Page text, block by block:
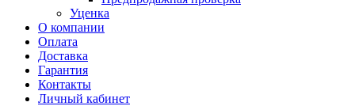
Уценка
О компании
Оплата
Доставка
Гарантия
Контакты
Личный кабинет